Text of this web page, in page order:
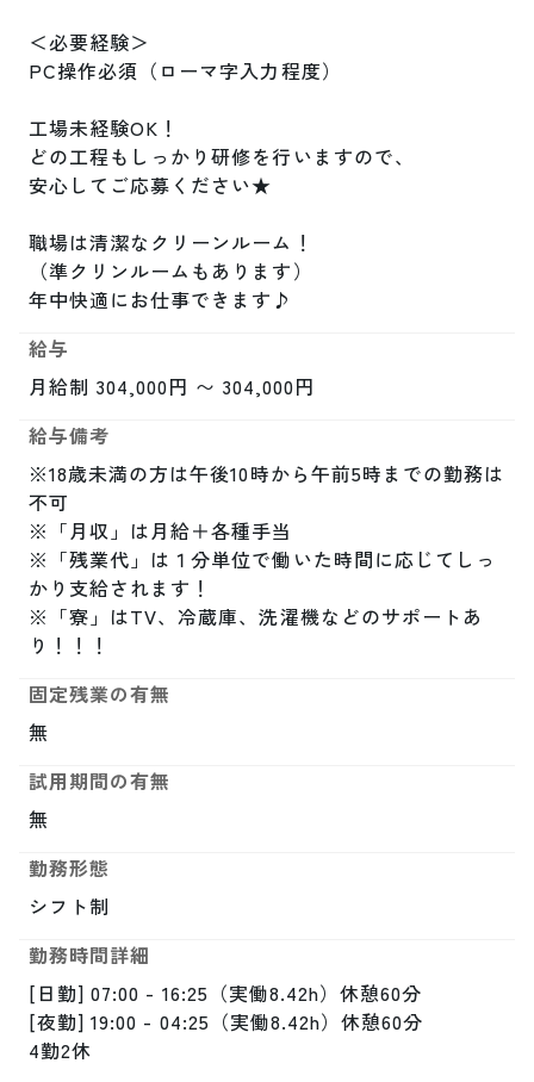
＜必要経験＞
PC操作必須（ローマ字入力程度）
工場未経験OK！
どの工程もしっかり研修を行いますので、
安心してご応募ください★
職場は清潔なクリーンルーム！
（準クリンルームもあります）
年中快適にお仕事できます♪
給与
月給制 304,000円 〜 304,000円
給与備考
※18歳未満の方は午後10時から午前5時までの勤務は
不可
※「月収」は月給＋各種手当
※「残業代」は１分単位で働いた時間に応じてしっ
かり支給されます！
※「寮」はTV、冷蔵庫、洗濯機などのサポートあ
り！！！
固定残業の有無
無
試用期間の有無
無
勤務形態
シフト制
勤務時間詳細
[日勤] 07:00 - 16:25（実働8.42h）休憩60分
[夜勤] 19:00 - 04:25（実働8.42h）休憩60分
4勤2休